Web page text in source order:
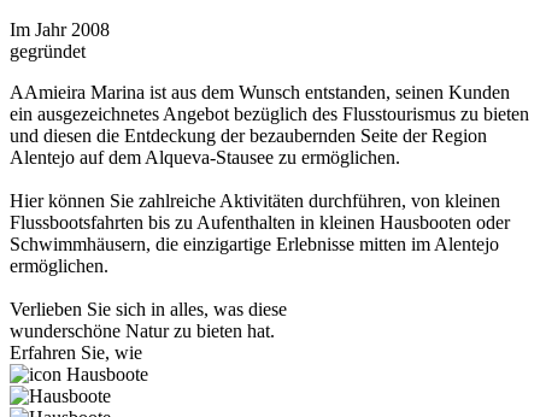
Im Jahr 2008
gegründet
AAmieira Marina ist aus dem Wunsch entstanden, seinen Kunden
ein ausgezeichnetes Angebot bezüglich des Flusstourismus zu bieten
und diesen die Entdeckung der bezaubernden Seite der Region
Alentejo auf dem Alqueva-Stausee zu ermöglichen.
Hier können Sie zahlreiche Aktivitäten durchführen, von kleinen
Flussbootsfahrten bis zu Aufenthalten in kleinen Hausbooten oder
Schwimmhäusern, die einzigartige Erlebnisse mitten im Alentejo
ermöglichen.
Verlieben Sie sich in alles, was diese
wunderschöne Natur zu bieten hat.
Erfahren Sie, wie